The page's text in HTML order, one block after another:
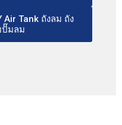
Air Tank ถังลม ถัง
ปั๊มลม